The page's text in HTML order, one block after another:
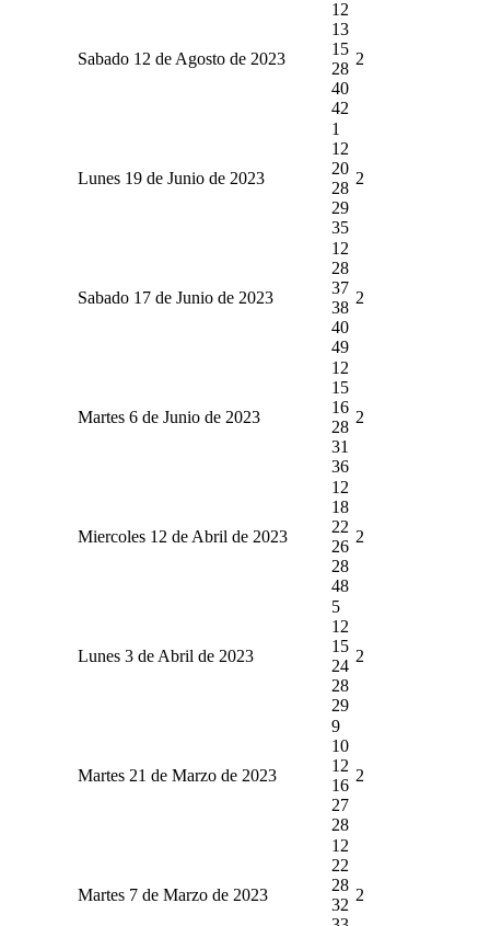
Sabado 12 de Agosto de 2023
12
13
15
28
40
42
2
Lunes 19 de Junio de 2023
1
12
20
28
29
35
2
Sabado 17 de Junio de 2023
12
28
37
38
40
49
2
Martes 6 de Junio de 2023
12
15
16
28
31
36
2
Miercoles 12 de Abril de 2023
12
18
22
26
28
48
2
Lunes 3 de Abril de 2023
5
12
15
24
28
29
2
Martes 21 de Marzo de 2023
9
10
12
16
27
28
2
Martes 7 de Marzo de 2023
12
22
28
32
2